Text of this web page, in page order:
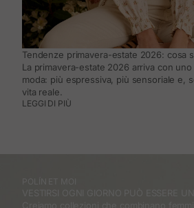
Tendenze primavera-estate 2026: cosa
La primavera-estate 2026 arriva con
moda: più espressiva, più sensoriale e,
vita reale.
LEGGI DI PIÙ